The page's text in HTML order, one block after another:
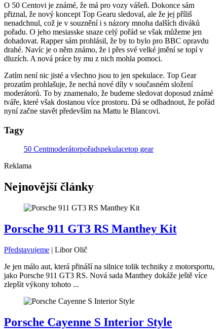
O 50 Centovi je známé, že má pro vozy vášeň. Dokonce sám
přiznal, že nový koncept Top Gearu sledoval, ale že jej příliš
nenadchnul, což je v souznění i s názory mnoha dalších diváků
pořadu. O jeho mesiasske snaze celý pořád se však můžeme jen
dohadovat. Rapper sám prohlásil, že by to bylo pro BBC opravdu
drahé. Navíc je o něm známo, že i přes své velké jmění se topí v
dluzích. A nová práce by mu z nich mohla pomoci.
Zatím není nic jisté a všechno jsou to jen spekulace. Top Gear
prozatím prohlašuje, že nechá nové díly v současném složení
moderátorů. To by znamenalo, že budeme sledovat doposud známé
tváře, které však dostanou více prostoru. Dá se odhadnout, že pořád
nyní začne stavět především na Mattu le Blancovi.
Tagy
50 Centmoderátorpořadspekulacetop gear
Reklama
Nejnovější články
Porsche 911 GT3 RS Manthey Kit
Představujeme | Libor Olič
Je jen málo aut, která přináší na silnice tolik techniky z motorsportu,
jako Porsche 911 GT3 RS. Nová sada Manthey dokáže ještě více
zlepšit výkony tohoto ...
Porsche Cayenne S Interior Style